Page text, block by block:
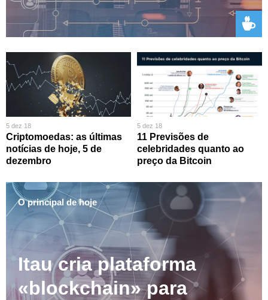
5 dez 18
Criptomoedas: as últimas
notícias de hoje, 5 de
dezembro
5 dez 18
11 Previsões de
celebridades quanto ao
preço da Bitcoin
O principal de hoje
Itau cria plataforma
«blockchain» para